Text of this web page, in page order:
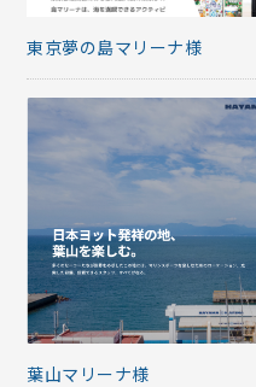
東京夢の島マリーナ様
葉山マリーナ様